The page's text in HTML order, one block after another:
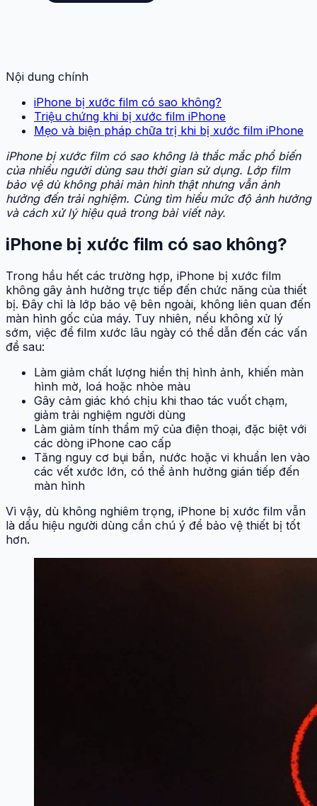
Nội dung chính
iPhone bị xước film có sao không?
Triệu chứng khi bị xước film iPhone
Mẹo và biện pháp chữa trị khi bị xước film iPhone
iPhone bị xước film có sao không là thắc mắc phổ biến
của nhiều người dùng sau thời gian sử dụng. Lớp film
bảo vệ dù không phải màn hình thật nhưng vẫn ảnh
hưởng đến trải nghiệm. Cùng tìm hiểu mức độ ảnh hưởng
và cách xử lý hiệu quả trong bài viết này.
iPhone bị xước film có sao không?
Trong hầu hết các trường hợp, iPhone bị xước film
không gây ảnh hưởng trực tiếp đến chức năng của thiết
bị. Đây chỉ là lớp bảo vệ bên ngoài, không liên quan đến
màn hình gốc của máy. Tuy nhiên, nếu không xử lý
sớm, việc để film xước lâu ngày có thể dẫn đến các vấn
đề sau:
Làm giảm chất lượng hiển thị hình ảnh, khiến màn
hình mờ, loá hoặc nhòe màu
Gây cảm giác khó chịu khi thao tác vuốt chạm,
giảm trải nghiệm người dùng
Làm giảm tính thẩm mỹ của điện thoại, đặc biệt với
các dòng iPhone cao cấp
Tăng nguy cơ bụi bẩn, nước hoặc vi khuẩn len vào
các vết xước lớn, có thể ảnh hưởng gián tiếp đến
màn hình
Vì vậy, dù không nghiêm trọng, iPhone bị xước film vẫn
là dấu hiệu người dùng cần chú ý để bảo vệ thiết bị tốt
hơn.